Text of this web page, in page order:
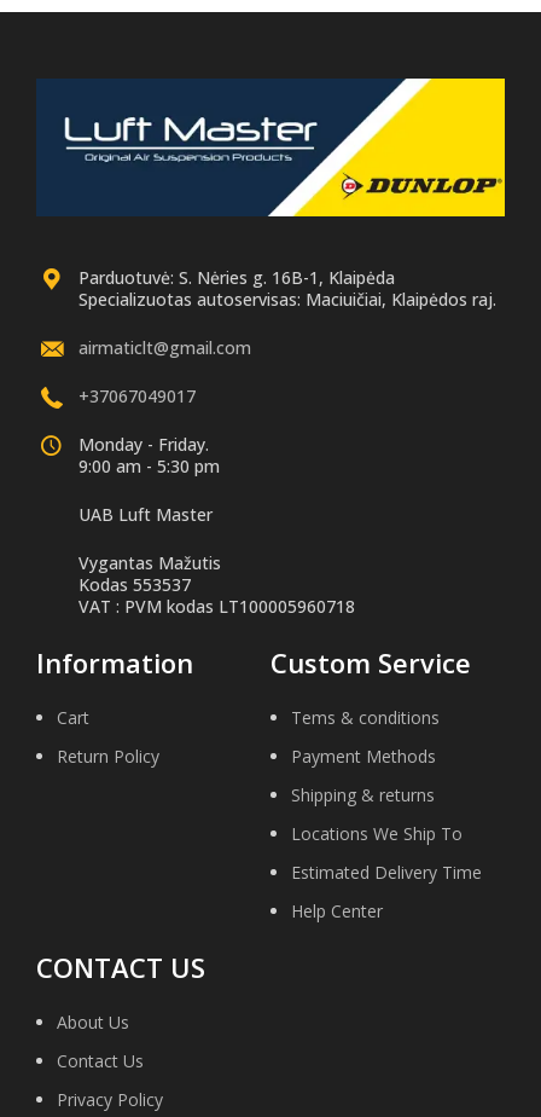
Parduotuvė: S. Nėries g. 16B-1, Klaipėda
Specializuotas autoservisas: Maciuičiai, Klaipėdos raj.
airmaticlt@gmail.com
+37067049017
Monday - Friday.
9:00 am - 5:30 pm
UAB Luft Master
Vygantas Mažutis
Kodas 553537
VAT : PVM kodas LT100005960718
Information
Cart
Return Policy
Custom Service
Tems & conditions
Payment Methods
Shipping & returns
Locations We Ship To
Estimated Delivery Time
Help Center
CONTACT US
About Us
Contact Us
Privacy Policy